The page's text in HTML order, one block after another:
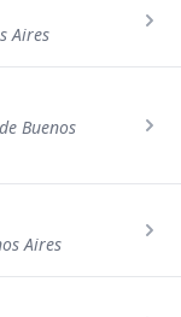
Aires
Buenos
Aires